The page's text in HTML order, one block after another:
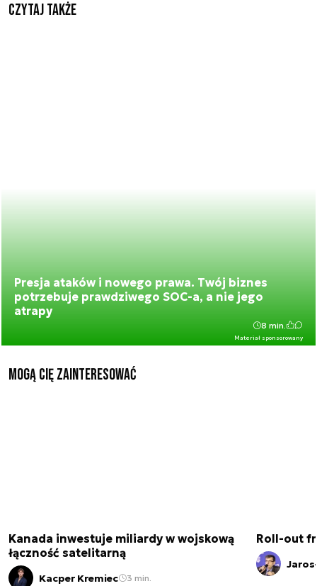
Czytaj także
Presja ataków i nowego prawa. Twój biznes
potrzebuje prawdziwego SOC-a, a nie jego
atrapy
Materiał sponsorowany
8 min.
Mogą Cię zainteresować
Kanada inwestuje miliardy w wojskową
łączność satelitarną
Kacper Kremiec 3 min.
Roll-out